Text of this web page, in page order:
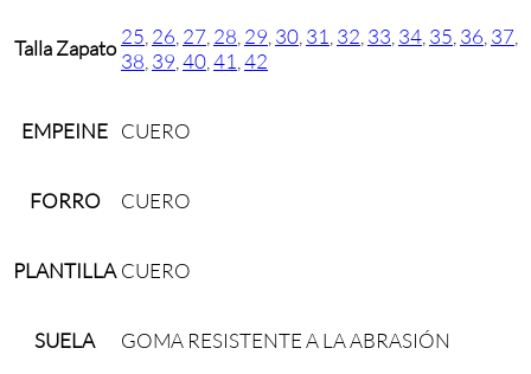
Talla Zapato 25 26 27 28 29 30 31 32 33 34 35 36 37
38 39 40 41 42
EMPEINE CUERO
FORRO CUERO
PLANTILLA CUERO
SUELA
GOMA RESISTENTE A LA ABRASIÓN